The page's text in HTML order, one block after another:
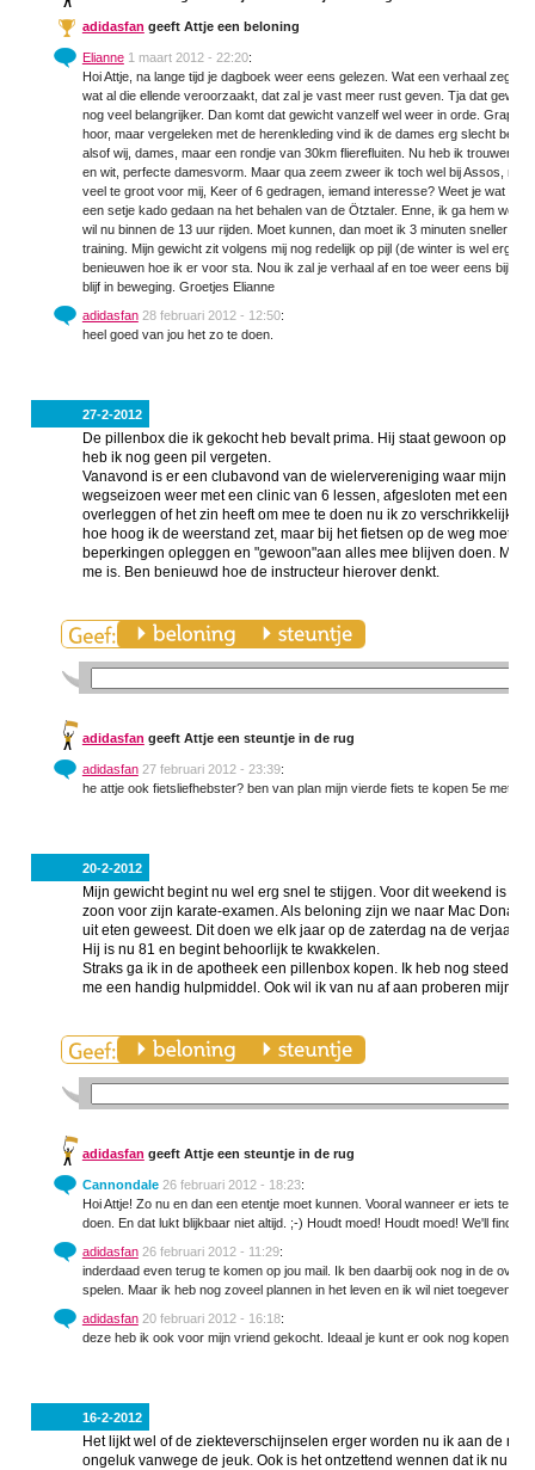
adidasfan geeft Attje een beloning
Elianne 1 maart 2012 - 22:20:
Hoi Attje, na lange tijd je dagboek weer eens gelezen. Wat een verhaal zeg.
wat al die ellende veroorzaakt, dat zal je vast meer rust geven. Tja dat
nog veel belangrijker. Dan komt dat gewicht vanzelf wel weer in orde.
hoor, maar vergeleken met de herenkleding vind ik de dames erg slecht
alsof wij, dames, maar een rondje van 30km flierefluiten. Nu heb ik trouwens
en wit, perfecte damesvorm. Maar qua zeem zweer ik toch wel bij Assos,
veel te groot voor mij, Keer of 6 gedragen, iemand interesse? Weet je wat
een setje kado gedaan na het behalen van de Ötztaler. Enne, ik ga hem
wil nu binnen de 13 uur rijden. Moet kunnen, dan moet ik 3 minuten sneller
training. Mijn gewicht zit volgens mij nog redelijk op pijl (de winter is wel erg
benieuwen hoe ik er voor sta. Nou ik zal je verhaal af en toe weer eens
blijf in beweging. Groetjes Elianne
adidasfan 28 februari 2012 - 12:50:
heel goed van jou het zo te doen.
27-2-2012
De pillenbox die ik gekocht heb bevalt prima. Hij staat gewoon op
heb ik nog geen pil vergeten.
Vanavond is er een clubavond van de wielervereniging waar mijn
wegseizoen weer met een clinic van 6 lessen, afgesloten met een
overleggen of het zin heeft om mee te doen nu ik zo verschrikkelijk
hoe hoog ik de weerstand zet, maar bij het fietsen op de weg moet ik
beperkingen opleggen en "gewoon"aan alles mee blijven doen.
me is. Ben benieuwd hoe de instructeur hierover denkt.
adidasfan geeft Attje een steuntje in de rug
adidasfan 27 februari 2012 - 23:39:
he attje ook fietsliefhebster? ben van plan mijn vierde fiets te kopen 5e met
20-2-2012
Mijn gewicht begint nu wel erg snel te stijgen. Voor dit weekend is
zoon voor zijn karate-examen. Als beloning zijn we naar Mac
uit eten geweest. Dit doen we elk jaar op de zaterdag na de
Hij is nu 81 en begint behoorlijk te kwakkelen.
Straks ga ik in de apotheek een pillenbox kopen. Ik heb nog steeds
me een handig hulpmiddel. Ook wil ik van nu af aan proberen mijn
adidasfan geeft Attje een steuntje in de rug
Cannondale 26 februari 2012 - 18:23:
Hoi Attje! Zo nu en dan een etentje moet kunnen. Vooral wanneer er iets te
doen. En dat lukt blijkbaar niet altijd. ;-) Houdt moed! Houdt moed! We'll find
adidasfan 26 februari 2012 - 11:29:
inderdaad even terug te komen op jou mail. Ik ben daarbij ook nog in de
spelen. Maar ik heb nog zoveel plannen in het leven en ik wil niet toegeven
adidasfan 20 februari 2012 - 16:18:
deze heb ik ook voor mijn vriend gekocht. Ideaal je kunt er ook nog kopen die
16-2-2012
Het lijkt wel of de ziekteverschijnselen erger worden nu ik aan de
ongeluk vanwege de jeuk. Ook is het ontzettend wennen dat ik nu 4